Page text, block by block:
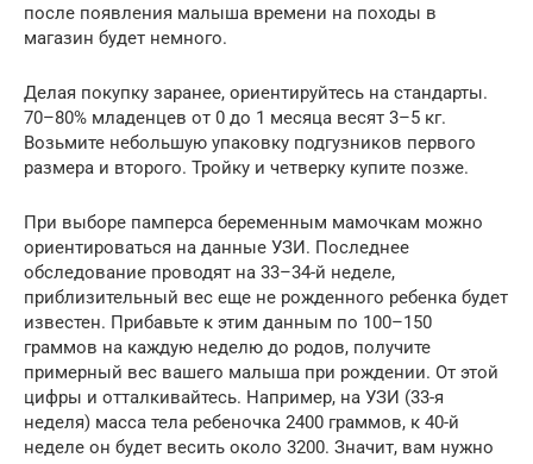
после появления малыша времени на походы в
магазин будет немного.
Делая покупку заранее, ориентируйтесь на стандарты.
70–80% младенцев от 0 до 1 месяца весят 3–5 кг.
Возьмите небольшую упаковку подгузников первого
размера и второго. Тройку и четверку купите позже.
При выборе памперса беременным мамочкам можно
ориентироваться на данные УЗИ. Последнее
обследование проводят на 33–34-й неделе,
приблизительный вес еще не рожденного ребенка будет
известен. Прибавьте к этим данным по 100–150
граммов на каждую неделю до родов, получите
примерный вес вашего малыша при рождении. От этой
цифры и отталкивайтесь. Например, на УЗИ (33-я
неделя) масса тела ребеночка 2400 граммов, к 40-й
неделе он будет весить около 3200. Значит, вам нужно